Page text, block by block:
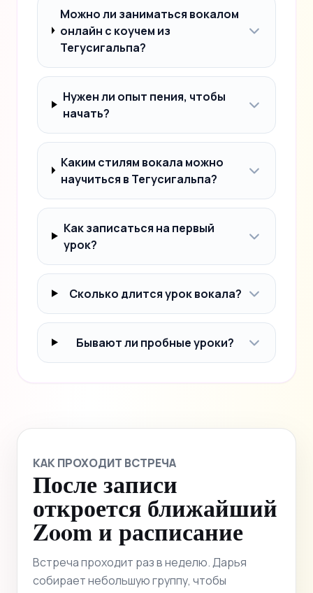
Можно ли заниматься вокалом
онлайн с коучем из
Тегусигальпа?
Нужен ли опыт пения, чтобы
начать?
Каким стилям вокала можно
научиться в Тегусигальпа?
Как записаться на первый
урок?
Сколько длится урок вокала?
Бывают ли пробные уроки?
КАК ПРОХОДИТ ВСТРЕЧА
После записи
откроется ближайший
Zoom и расписание
Встреча проходит раз в неделю. Дарья
собирает небольшую группу, чтобы